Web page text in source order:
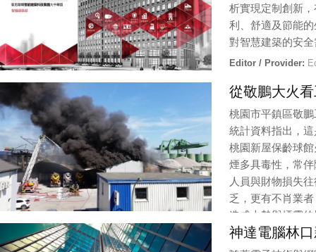
析實現定制創新
利、舒適及節能
對智慧建築的安
Editor / Provider:
從敬鵬大火
桃園市平鎮區敬
統計資料指出，
桃園新屋保齡球
煙多具毒性，常
人員與財物損失
乏，更有不肖業
造成火勢與煙霧
廠內員工及附近居民的安全。以工廠內部設備來看，電器與機械
神達電腦林